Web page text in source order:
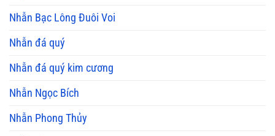
Nhẫn Bạc Lông Đuôi Voi
Nhẫn đá quý
Nhẫn đá quý kim cương
Nhẫn Ngọc Bích
Nhẫn Phong Thủy